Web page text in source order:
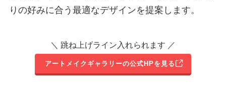
りの好みに合う最適なデザインを提案します。
＼ 跳ね上げライン入れられます ／
アートメイクギャラリーの公式HPを見る